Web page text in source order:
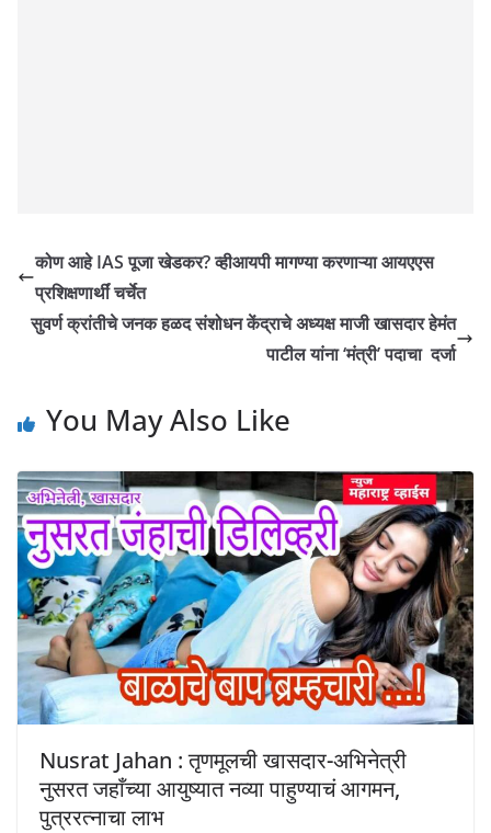
कोण आहे IAS पूजा खेडकर? व्हीआयपी मागण्या करणाऱ्या आयएएस
प्रशिक्षणार्थीं चर्चेत
सुवर्ण क्रांतीचे जनक हळद संशोधन केंद्राचे अध्यक्ष माजी खासदार हेमंत
पाटील यांना ‘मंत्री’ पदाचा दर्जा
You May Also Like
Nusrat Jahan : तृणमूलची खासदार-अभिनेत्री
नुसरत जहाँच्या आयुष्यात नव्या पाहुण्याचं आगमन,
पुत्ररत्नाचा लाभ